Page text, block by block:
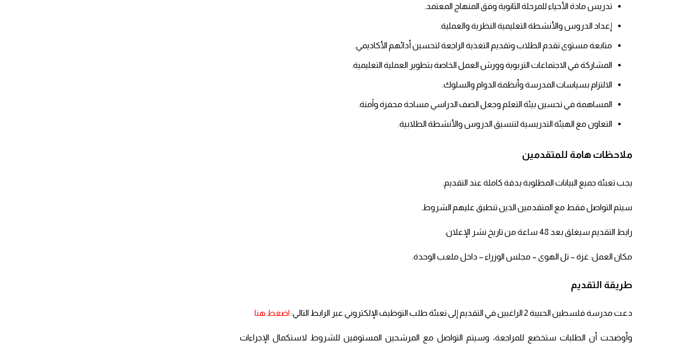
تدريس مادة الأحياء للمرحلة الثانوية وفق المنهاج المعتمد.
إعداد الدروس والأنشطة التعليمية النظرية والعملية.
متابعة مستوى تقدم الطلاب وتقديم التغذية الراجعة لتحسين أدائهم الأكاديمي.
المشاركة في الاجتماعات التربوية وورش العمل الخاصة بتطوير العملية التعليمية.
الالتزام بسياسات المدرسة وأنظمة الدوام والسلوك.
المساهمة في تحسين بيئة التعلم وجعل الصف الدراسي مساحة محفزة وآمنة.
التعاون مع الهيئة التدريسية لتنسيق الدروس والأنشطة الطلابية.
ملاحظات هامة للمتقدمين
يجب تعبئة جميع البيانات المطلوبة بدقة كاملة عند التقديم.
سيتم التواصل فقط مع المتقدمين الذين تنطبق عليهم الشروط.
رابط التقديم سيغلق بعد 48 ساعة من تاريخ نشر الإعلان.
مكان العمل: غزة – تل الهوى – مجلس الوزراء – داخل ملعب الوحدة.
طريقة التقديم
دعت مدرسة فلسطين الحبيبة 2 الراغبين في التقديم إلى تعبئة طلب التوظيف الإلكتروني عبر الرابط التالي: اضغط هنا
وأوضحت أن الطلبات ستخضع للمراجعة، وسيتم التواصل مع المرشحين المستوفين للشروط لاستكمال الإجراءات